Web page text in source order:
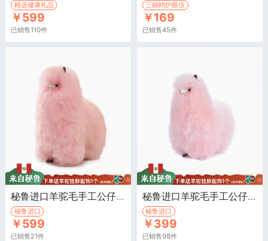
精选健康礼品
￥599
已销售110件
三丽鸥护眼仪
￥169
已销售45件
秘鲁进口羊驼毛手工公仔玩偶/粉色中号·高端进口秘鲁羊驼毛萌宠礼物、纯手工制作、超柔触感
秘鲁进口
￥599
已销售21件
秘鲁进口羊驼毛手工公仔玩偶/粉色·新一代高端进口秘鲁羊驼毛萌宠礼物、纯手工制作、超柔触感
秘鲁进口
￥399
已销售98件